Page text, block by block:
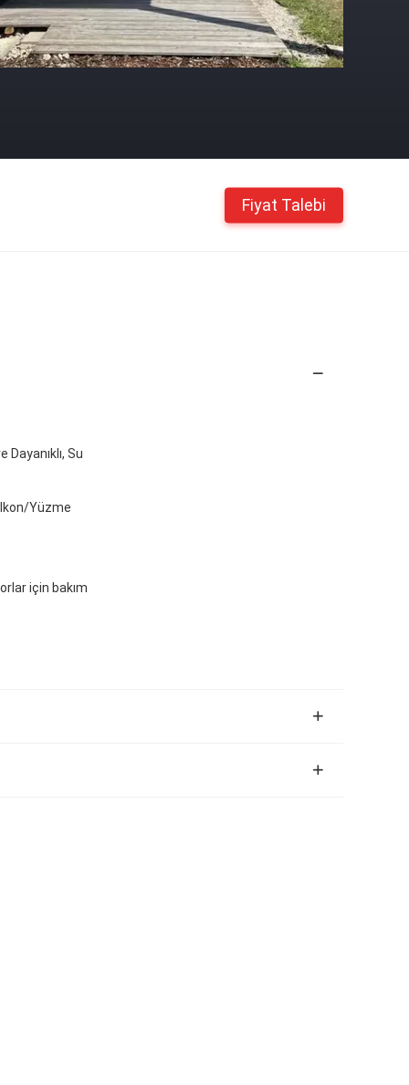
Fiyat Talebi
Su
Yüzme
için bakım